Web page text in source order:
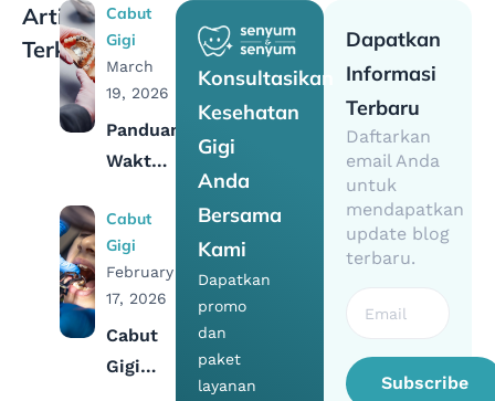
Artikel
Terkait
Cabut
Gigi
March
19, 2026
Panduan
Waktu
Pasang
Gigi
Palsu
Cabut
Gigi
Cabut
Gigi
February
17, 2026
Cabut
Gigi
Dapatkan
Informasi
Terbaru
Daftarkan
email Anda
untuk
mendapatkan
update blog
terbaru.
Subscribe
Konsultasikan
Kesehatan
Gigi
Anda
Bersama
Kami
Dapatkan
promo
dan
paket
layanan